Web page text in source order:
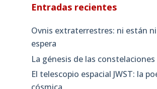
Entradas recientes
Ovnis extraterrestres: ni están ni
espera
La génesis de las constelaciones
El telescopio espacial JWST: la